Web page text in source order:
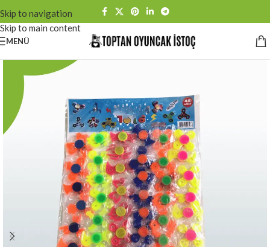
Skip to navigation
Skip to main content
MENÜ